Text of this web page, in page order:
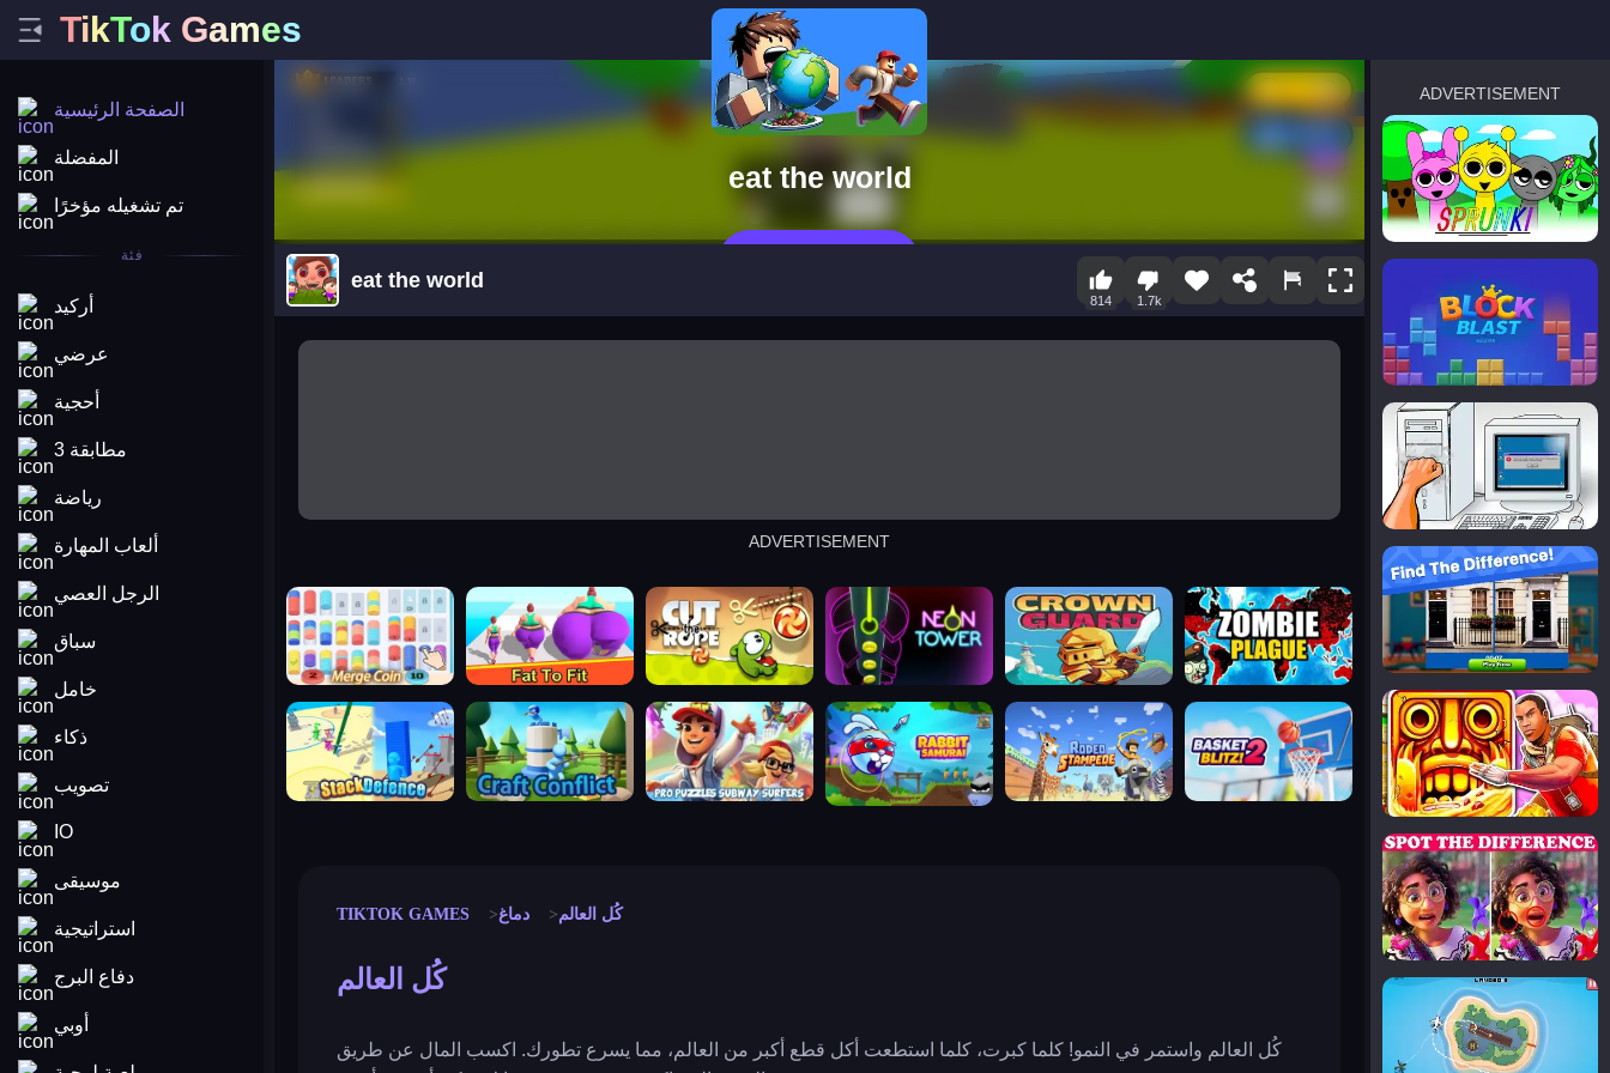
TikTok Games
الصفحة الرئيسية
المفضلة
تم تشغيله مؤخرًا
فئة
أركيد
عرضي
أحجية
مطابقة 3
رياضة
ألعاب المهارة
الرجل العصي
سباق
خامل
ذكاء
تصويب
IO
موسيقى
استراتيجية
دفاع البرج
أوبي
eat the world
eat the world
814 1.7k
arena king
ADVERTISEMENT
merge coin fat to fit cut the rope neon tower crown guard zombie plague
stack defence craft conflict subway surfers rabbit samurai rodeo stampede basket blitz
TIKTOK GAMES دماغ كُل العالم
كُل العالم
كُل العالم واستمر في النمو! كلما كبرت، كلما استطعت أكل قطع أكبر من العالم، مما يسرع تطورك. اكسب المال عن طريق
ADVERTISEMENT
sprunki
Blocky Blast!
smash it
notice the difference
temple run 2
spot the differences
silly sky